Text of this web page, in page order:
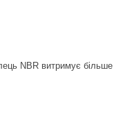
NBR витримує